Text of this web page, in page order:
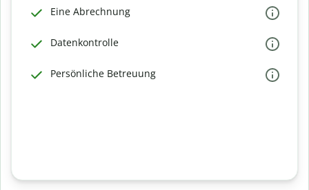
Eine Abrechnung
Datenkontrolle
Persönliche Betreuung